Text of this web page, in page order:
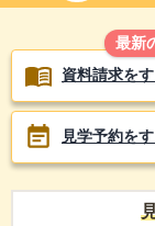
最新
資料請求を
見学予約を